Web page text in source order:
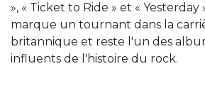
», « Ticket to Ride » et « Yesterday
marque un tournant dans la
britannique et reste l'un des
influents de l'histoire du rock.